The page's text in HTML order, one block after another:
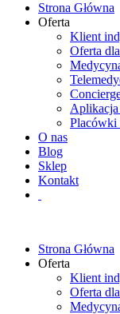
Strona Główna
Oferta
Klient
Oferta
Placówki
O nas
Blog
Sklep
Kontakt
Strona Główna
Oferta
Klient
Oferta